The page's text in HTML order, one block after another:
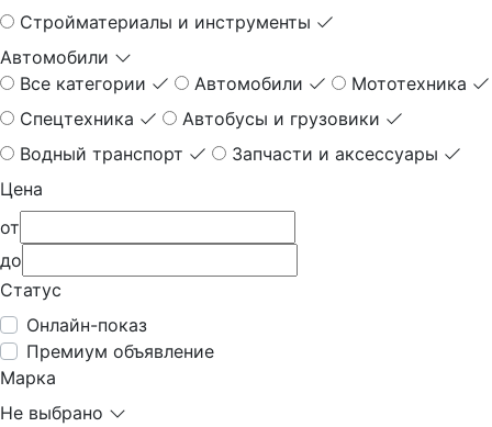
Стройматериалы и инструменты
Автомобили
Все категории
Автомобили
Мототехника
Спецтехника
Автобусы и грузовики
Водный транспорт
Запчасти и аксессуары
Цена
от
до
Статус
Онлайн-показ
Премиум объявление
Марка
Не выбрано